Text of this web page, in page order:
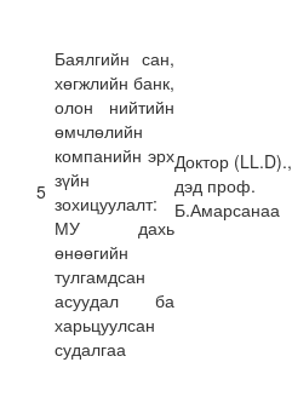
5
Баялгийн сан,
хөгжлийн банк,
олон нийтийн
өмчлөлийн
компанийн эрх
зүйн
зохицуулалт:
МУ дахь
өнөөгийн
тулгамдсан
асуудал ба
харьцуулсан
судалгаа
Доктор (LL.D).,
дэд проф.
Б.Амарсанаа